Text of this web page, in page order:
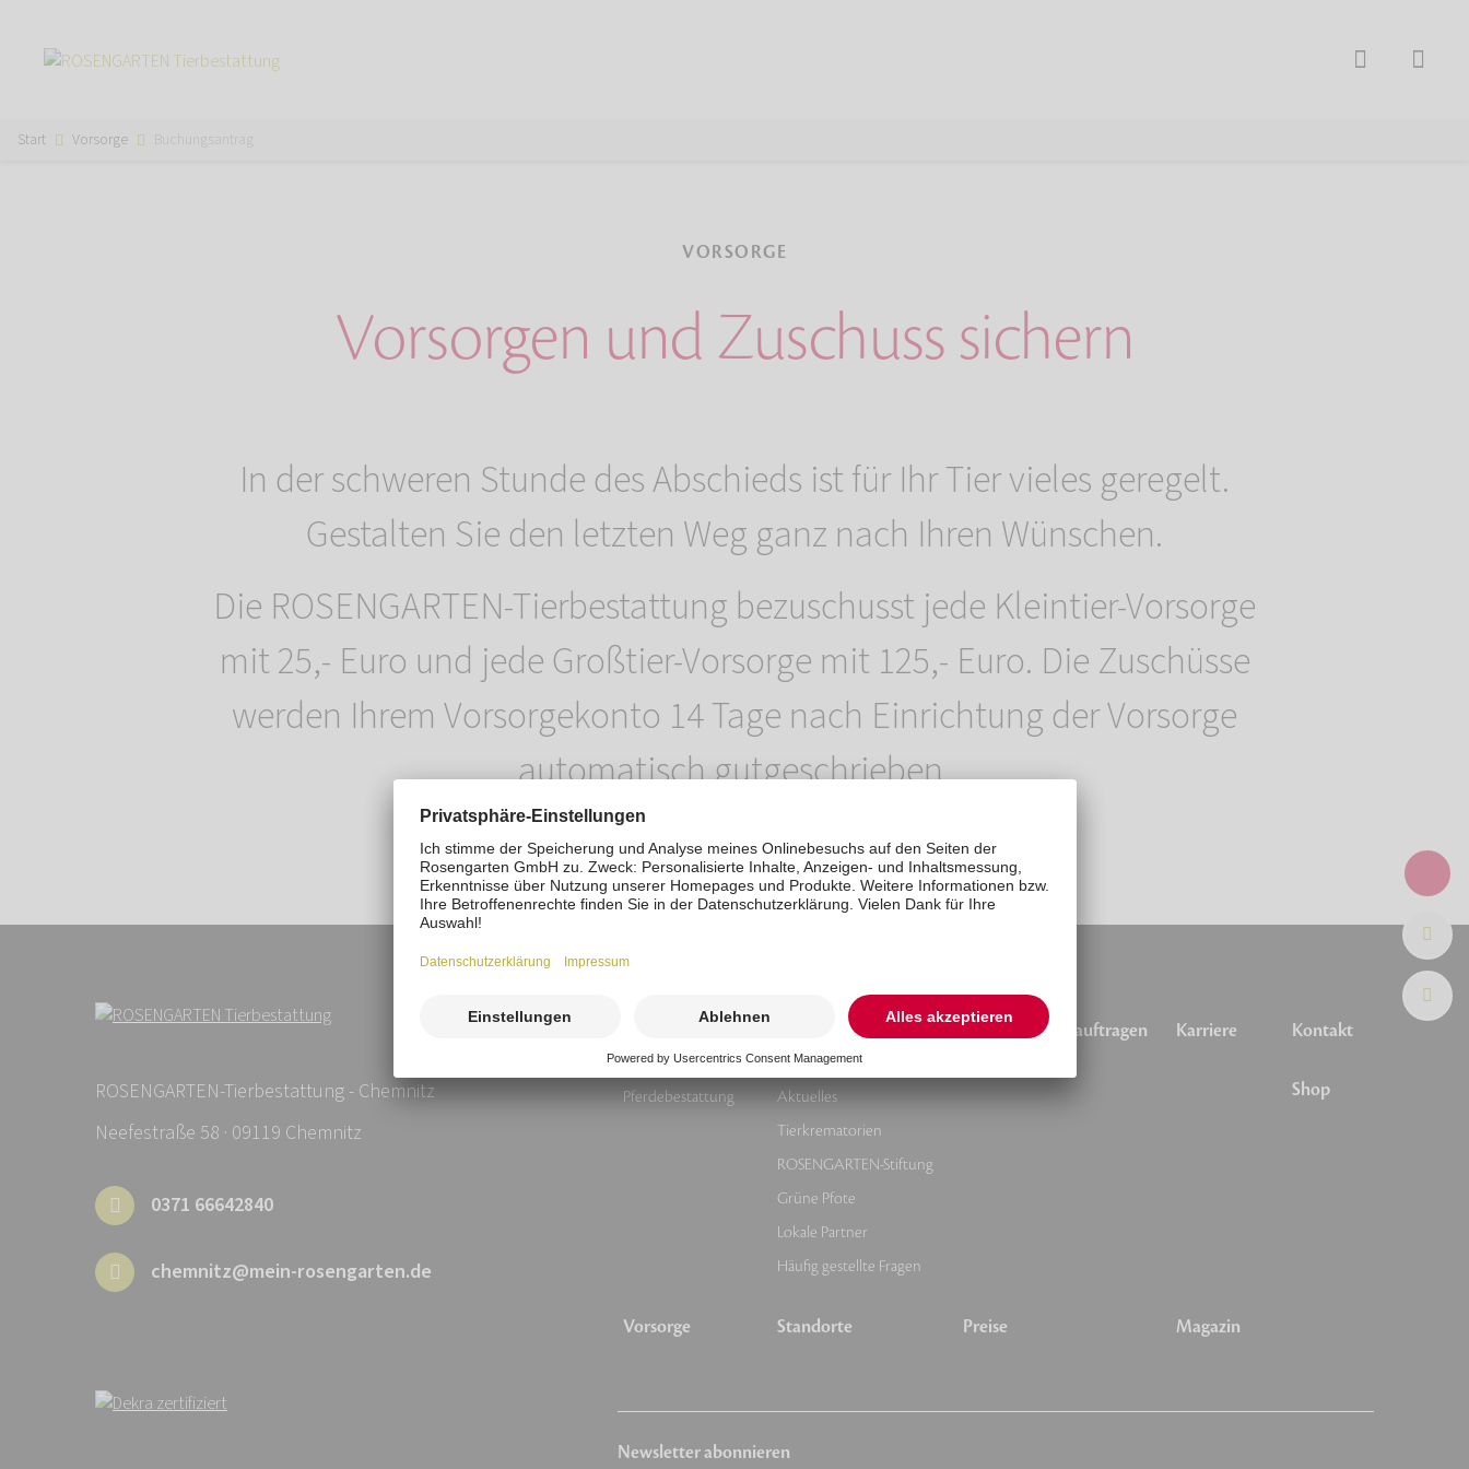
Start Vorsorge Buchungsantrag
VORSORGE
Vorsorgen und Zuschuss sichern
In der schweren Stunde des Abschieds ist für Ihr Tier vieles geregelt.
Gestalten Sie den letzten Weg ganz nach Ihren Wünschen.
Die ROSENGARTEN-Tierbestattung bezuschusst jede Kleintier-Vorsorge
mit 25,- Euro und jede Großtier-Vorsorge mit 125,- Euro. Die Zuschüsse
werden Ihrem Vorsorgekonto 14 Tage nach Einrichtung der Vorsorge
automatisch gutgeschrieben.
ROSENGARTEN-Tierbestattung - Chemnitz
Neefestraße 58 · 09119 Chemnitz
0371 66642840
chemnitz@mein-rosengarten.de
Kleintierbestattung
Pferdebestattung
Vorsorge
Unsere Werte
Aktuelles
Tierkrematorien
ROSENGARTEN-Stiftung
Grüne Pfote
Lokale Partner
Häufig gestellte Fragen
Standorte
Kremierung beauftragen
Preise
Karriere
Magazin
Kontakt
Shop
Newsletter abonnieren